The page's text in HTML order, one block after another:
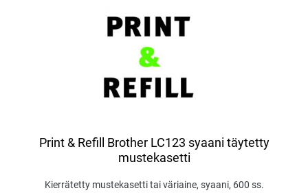
Print & Refill Brother LC123 syaani täytetty
mustekasetti
Kierrätetty mustekasetti tai väriaine, syaani, 600 ss.